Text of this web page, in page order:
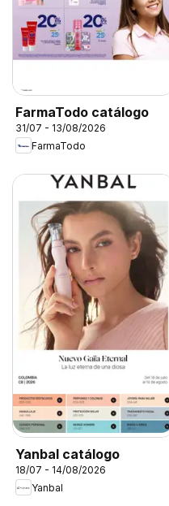
FarmaTodo catálogo
31/07 - 13/08/2026
FarmaTodo
Yanbal catálogo
18/07 - 14/08/2026
Yanbal